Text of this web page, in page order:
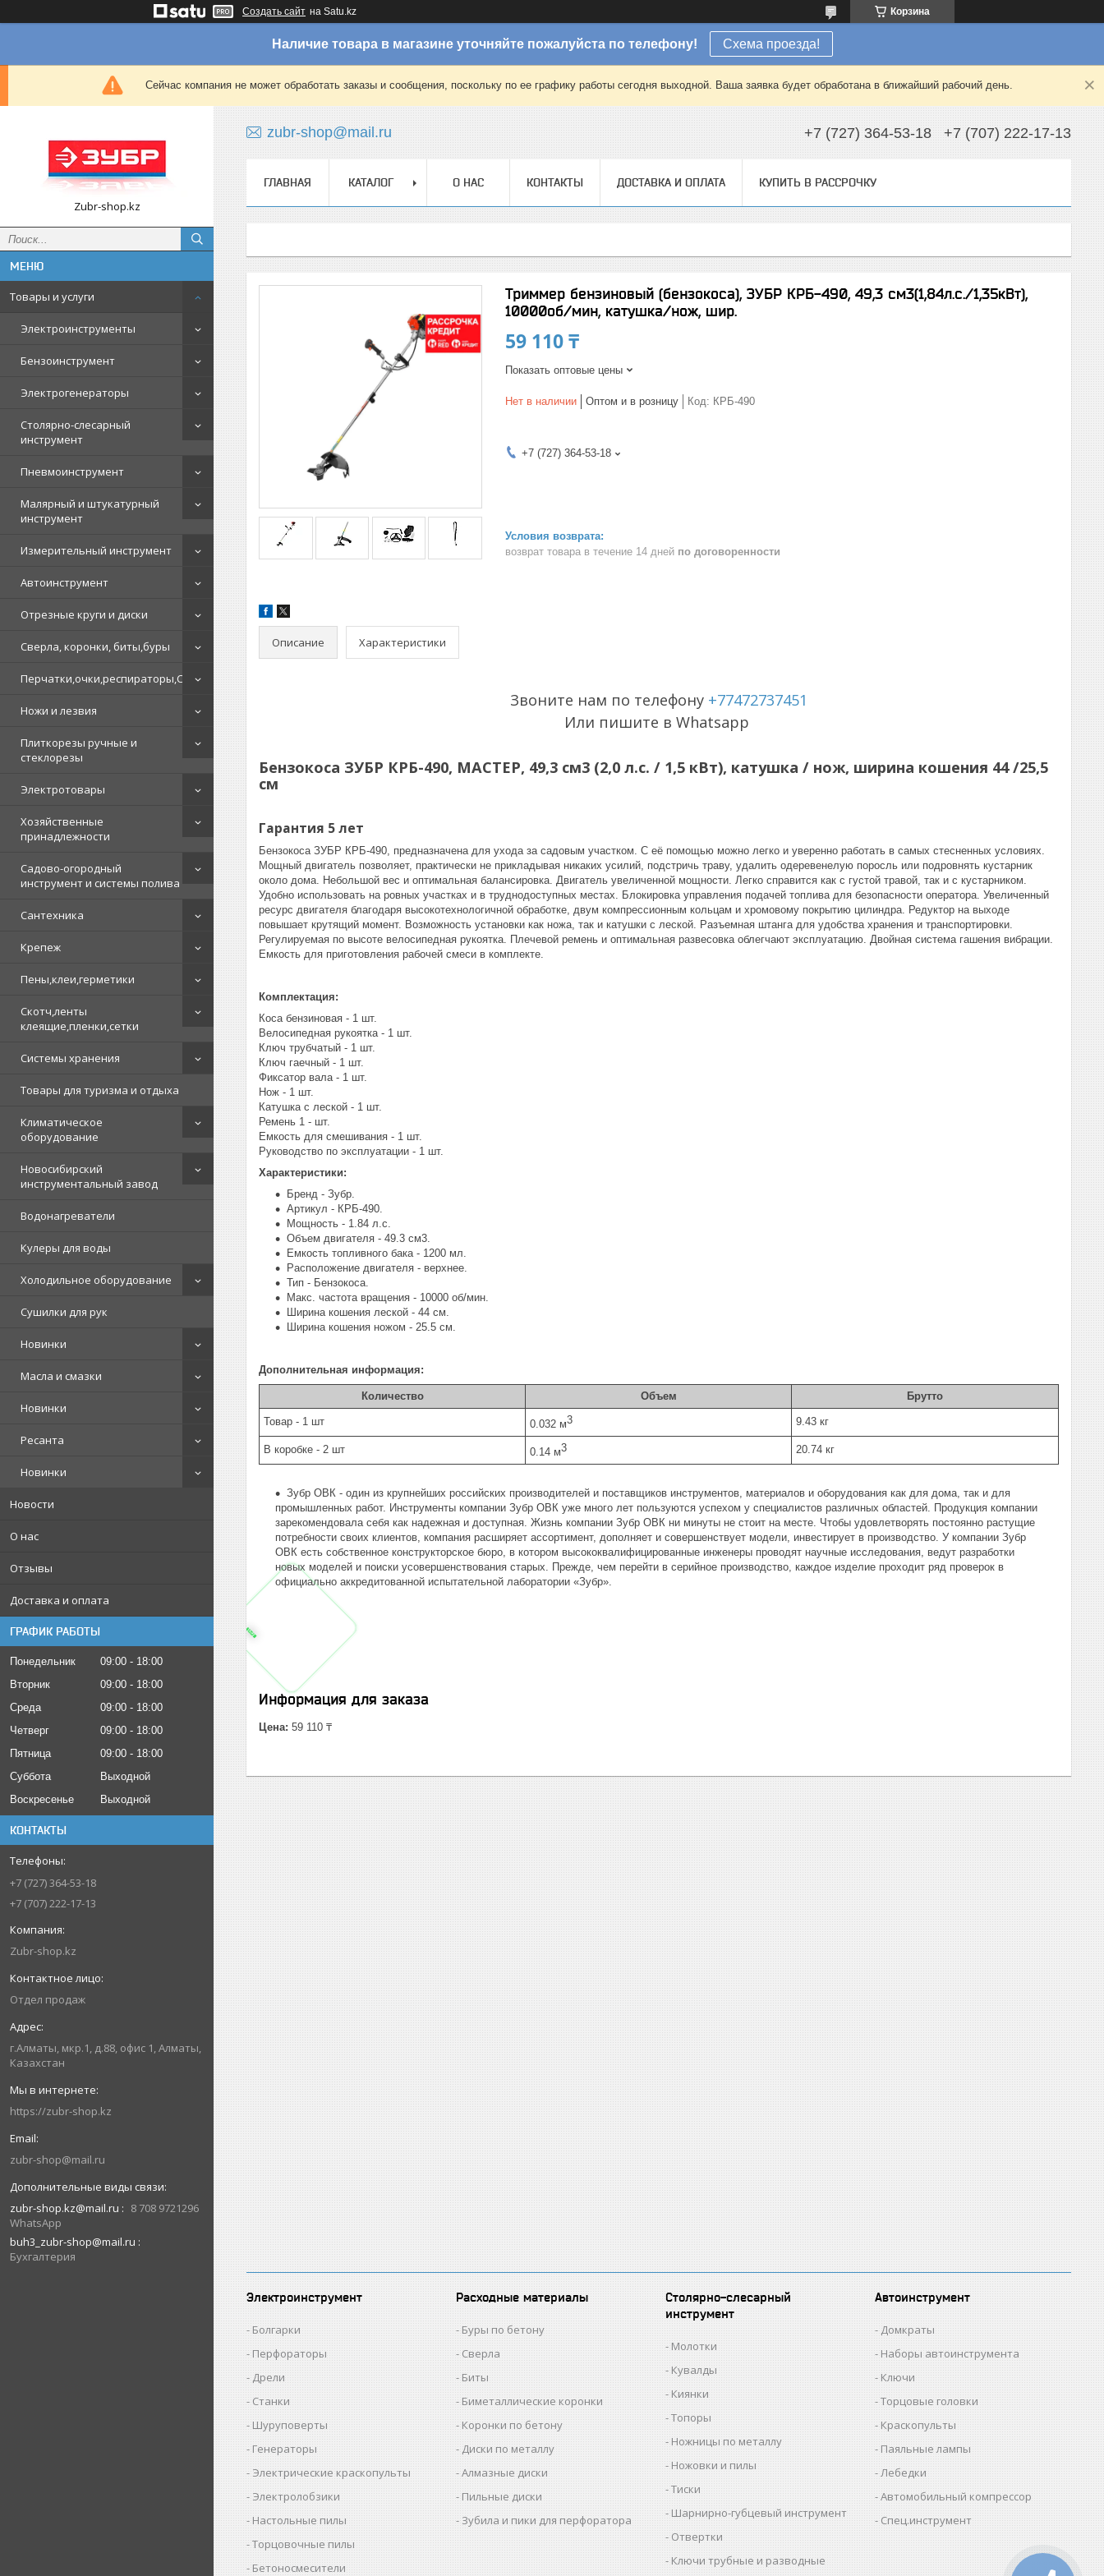
Создать сайт на Satu.kz Корзина
Наличие товара в магазине уточняйте пожалуйста по телефону! Схема проезда!
Сейчас компания не может обработать заказы и сообщения, поскольку по ее графику работы сегодня выходной. Ваша заявка будет обработана в ближайший рабочий день.
Zubr-shop.kz
Товары и услуги
Электроинструменты
Бензоинструмент
Электрогенераторы
Столярно-слесарный
инструмент
Пневмоинструмент
Малярный и штукатурный
инструмент
Измерительный инструмент
Автоинструмент
Отрезные круги и диски
Сверла, коронки, биты,буры
Перчатки,очки,респираторы,СИЗ
Ножи и лезвия
Плиткорезы ручные и
стеклорезы
Электротовары
Хозяйственные
принадлежности
Садово-огородный
инструмент и системы полива
Сантехника
Крепеж
Пены,клеи,герметики
Скотч,ленты
клеящие,пленки,сетки
Системы хранения
Товары для туризма и отдыха
Климатическое
оборудование
Новосибирский
инструментальный завод
Водонагреватели
Кулеры для воды
Холодильное оборудование
Сушилки для рук
Новинки
Масла и смазки
Новинки
Ресанта
Новинки
Новости
О нас
Отзывы
Доставка и оплата
ГРАФИК РАБОТЫ
Понедельник 09:00
18:00
Вторник
09:00
18:00
Среда
09:00
18:00
Четверг
09:00
18:00
Пятница
09:00
18:00
Суббота
Выходной
Воскресенье
Выходной
КОНТАКТЫ
+7 (727) 364-53-18
+7 (707) 222-17-13
Zubr-shop.kz
Отдел продаж
г.Алматы, мкр.1, д.88, офис 1, Алматы,
Казахстан
https://zubr-shop.kz
zubr-shop@mail.ru
zubr-shop.kz@mail.ru
8 708 9721296
WhatsApp
buh3_zubr-shop@mail.ru
Бухгалтерия
zubr-shop@mail.ru +7 (727) 364-53-18 +7 (707) 222-17-13
ГЛАВНАЯ КАТАЛОГ О НАС КОНТАКТЫ ДОСТАВКА И ОПЛАТА КУПИТЬ В РАССРОЧКУ
Триммер бензиновый (бензокоса), ЗУБР КРБ-490, 49,3 см3(1,84л.с./1,35кВт),
10000об/мин, катушка/нож, шир.
59 110 ₸
Показать оптовые цены
Нет в наличии Оптом и в розницу Код: КРБ-490
+7 (727) 364-53-18
возврат товара в течение 14 дней по договоренности
Описание Характеристики
Звоните нам по телефону +77472737451
Или пишите в Whatsapp
Бензокоса ЗУБР КРБ-490, МАСТЕР, 49,3 см3 (2,0 л.с. / 1,5 кВт), катушка / нож, ширина кошения 44 /25,5
см
Гарантия 5 лет
Бензокоса ЗУБР КРБ-490, предназначена для ухода за садовым участком. С её помощью можно легко и уверенно работать в самых стесненных условиях.
Мощный двигатель позволяет, практически не прикладывая никаких усилий, подстричь траву, удалить одеревенелую поросль или подровнять кустарник
около дома. Небольшой вес и оптимальная балансировка. Двигатель увеличенной мощности. Легко справится как с густой травой, так и с кустарником.
Удобно использовать на ровных участках и в труднодоступных местах. Блокировка управления подачей топлива для безопасности оператора. Увеличенный
ресурс двигателя благодаря высокотехнологичной обработке, двум компрессионным кольцам и хромовому покрытию цилиндра. Редуктор на выходе
повышает крутящий момент. Возможность установки как ножа, так и катушки с леской. Разъемная штанга для удобства хранения и транспортировки.
Регулируемая по высоте велосипедная рукоятка. Плечевой ремень и оптимальная развесовка облегчают эксплуатацию. Двойная система гашения вибрации.
Емкость для приготовления рабочей смеси в комплекте.
Комплектация:
Коса бензиновая - 1 шт.
Велосипедная рукоятка - 1 шт.
Ключ трубчатый - 1 шт.
Ключ гаечный - 1 шт.
Фиксатор вала - 1 шт.
Нож - 1 шт.
Катушка с леской - 1 шт.
Ремень 1 - шт.
Емкость для смешивания - 1 шт.
Руководство по эксплуатации - 1 шт.
Характеристики:
Бренд - Зубр.
Артикул - КРБ-490.
Мощность - 1.84 л.с.
Объем двигателя - 49.3 см3.
Емкость топливного бака - 1200 мл.
Расположение двигателя - верхнее.
Тип - Бензокоса.
Макс. частота вращения - 10000 об/мин.
Ширина кошения леской - 44 см.
Ширина кошения ножом - 25.5 см.
Дополнительная информация:
Количество Объем Брутто
Товар - 1 шт 0.032 м3 9.43 кг
В коробке - 2 шт 0.14 м3 20.74 кг
Зубр ОВК - один из крупнейших российских производителей и поставщиков инструментов, материалов и оборудования как для дома, так и для
промышленных работ. Инструменты компании Зубр ОВК уже много лет пользуются успехом у специалистов различных областей. Продукция компании
зарекомендовала себя как надежная и доступная. Жизнь компании Зубр ОВК ни минуты не стоит на месте. Чтобы удовлетворять постоянно растущие
потребности своих клиентов, компания расширяет ассортимент, дополняет и совершенствует модели, инвестирует в производство. У компании Зубр
ОВК есть собственное конструкторское бюро, в котором высококвалифицированные инженеры проводят научные исследования, ведут разработки
новых моделей и поиски усовершенствования старых. Прежде, чем перейти в серийное производство, каждое изделие проходит ряд проверок в
официально аккредитованной испытательной лаборатории «Зубр».
Информация для заказа
Цена: 59 110 ₸
Электроинструмент
Болгарки
Перфораторы
Дрели
Станки
Шуруповерты
Генераторы
Электрические краскопульты
Электролобзики
Настольные пилы
Торцовочные пилы
Бетоносмесители
Расходные материалы
Буры по бетону
Сверла
Биты
Биметаллические коронки
Коронки по бетону
Диски по металлу
Алмазные диски
Пильные диски
Зубила и пики для перфоратора
Столярно-слесарный
инструмент
Молотки
Кувалды
Киянки
Топоры
Ножницы по металлу
Ножовки и пилы
Тиски
Шарнирно-губцевый инструмент
Отвертки
Ключи трубные и разводные
Автоинструмент
Домкраты
Наборы автоинструмента
Ключи
Торцовые головки
Краскопульты
Паяльные лампы
Лебедки
Автомобильный компрессор
Спец.инструмент